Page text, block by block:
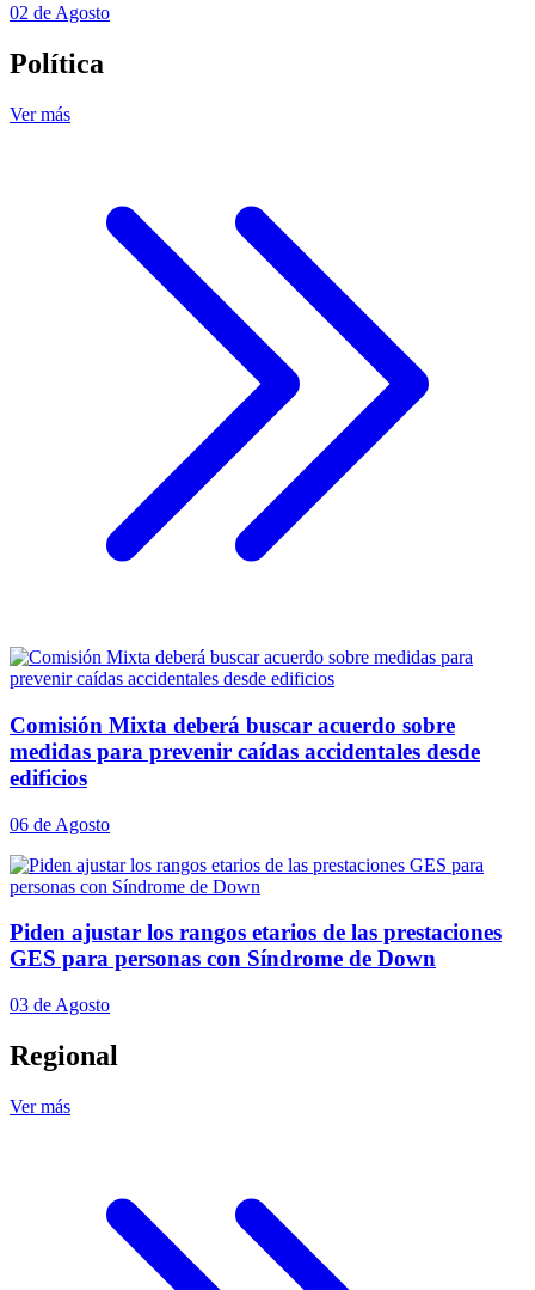
02 de Agosto
Política
Ver más
Comisión Mixta deberá buscar acuerdo sobre
medidas para prevenir caídas accidentales desde
edificios
06 de Agosto
Piden ajustar los rangos etarios de las prestaciones
GES para personas con Síndrome de Down
03 de Agosto
Regional
Ver más